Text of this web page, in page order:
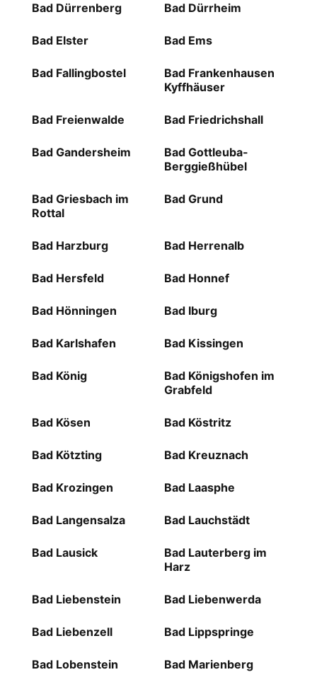
Bad Dürrenberg Bad Dürrheim
Bad Elster Bad Ems
Bad Fallingbostel
Bad Frankenhausen
Kyffhäuser
Bad Freienwalde Bad Friedrichshall
Bad Gandersheim
Bad Gottleuba-
Berggießhübel
Bad Griesbach im
Rottal
Bad Grund
Bad Harzburg Bad Herrenalb
Bad Hersfeld Bad Honnef
Bad Hönningen Bad Iburg
Bad Karlshafen Bad Kissingen
Bad König
Bad Königshofen im
Grabfeld
Bad Kösen Bad Köstritz
Bad Kötzting Bad Kreuznach
Bad Krozingen Bad Laasphe
Bad Langensalza Bad Lauchstädt
Bad Lausick
Bad Lauterberg im
Harz
Bad Liebenstein Bad Liebenwerda
Bad Liebenzell Bad Lippspringe
Bad Lobenstein Bad Marienberg